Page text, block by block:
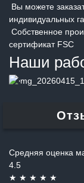
Вы можете
индивидуальных
Собственное
сертификат FSC
Наши
Средняя оценка
4.5
★ ★ ★ ★ ★